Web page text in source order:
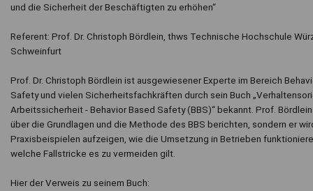
und die Sicherheit der Beschäftigten zu erhöhen“
Referent: Prof. Dr. Christoph Bördlein, thws Technische Hochschule
Schweinfurt
Prof. Dr. Christoph Bördlein ist ausgewiesener Experte im Bereich
Safety und vielen Sicherheitsfachkräften durch sein Buch
Arbeitssicherheit - Behavior Based Safety (BBS)“ bekannt. Prof.
über die Grundlagen und die Methode des BBS berichten, sondern er
Praxisbeispielen aufzeigen, wie die Umsetzung in Betrieben
welche Fallstricke es zu vermeiden gilt.
Hier der Verweis zu seinem Buch: